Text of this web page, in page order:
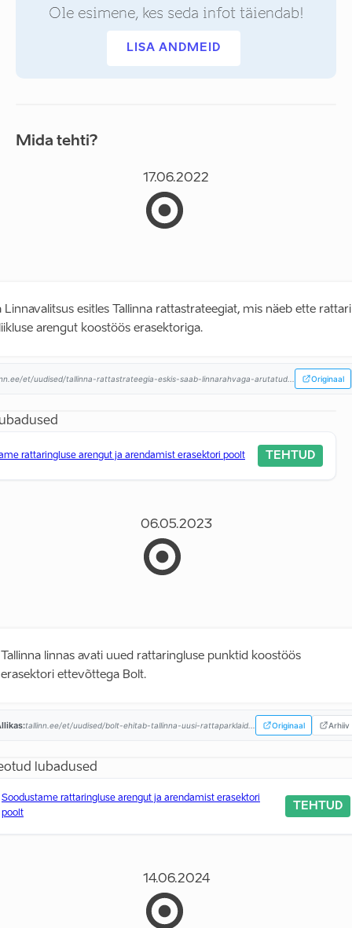
Ole esimene, kes seda infot täiendab!
LISA ANDMEID
Mida tehti?
17.06.2022
Linnavalitsus esitles Tallinna rattastrateegiat, mis näeb ette
arengut koostöös erasektoriga.
et/uudised/tallinna-rattastrateegia-eskis-saab-linnarahvaga-arutatud... Originaal
rattaringluse arengut ja arendamist erasektori poolt TEHTUD
06.05.2023
Tallinna linnas avati uued rattaringluse punktid koostöös
erasektori ettevõttega Bolt.
tallinn.ee/et/uudised/bolt-ehitab-tallinna-uusi-rattaparklaid... Originaal Arhiiv
lubadused
Soodustame rattaringluse arengut ja arendamist erasektori
poolt
TEHTUD
14.06.2024